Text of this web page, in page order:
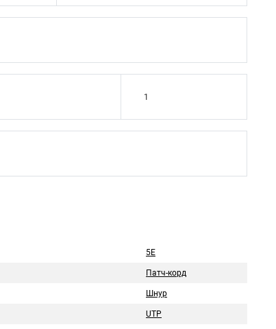
1
5Е
Патч-корд
Шнур
UTP